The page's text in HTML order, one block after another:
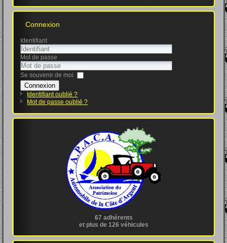
Connexion
Identifiant
Mot de passe
Se souvenir de moi
Connexion
Identifiant oublié ?
Mot de passe oublié ?
67 adhérents
et plus de 126 véhicules